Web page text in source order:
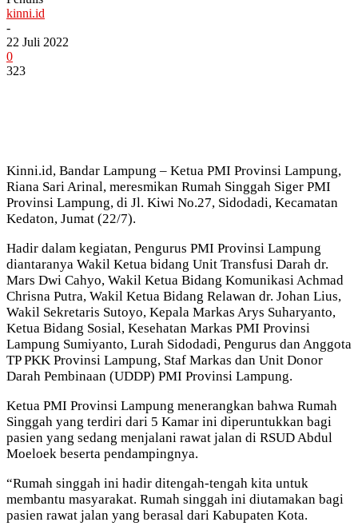
kinni.id
-
22 Juli 2022
0
323
Kinni.id, Bandar Lampung – Ketua PMI Provinsi Lampung,
Riana Sari Arinal, meresmikan Rumah Singgah Siger PMI
Provinsi Lampung, di Jl. Kiwi No.27, Sidodadi, Kecamatan
Kedaton, Jumat (22/7).
Hadir dalam kegiatan, Pengurus PMI Provinsi Lampung
diantaranya Wakil Ketua bidang Unit Transfusi Darah dr.
Mars Dwi Cahyo, Wakil Ketua Bidang Komunikasi Achmad
Chrisna Putra, Wakil Ketua Bidang Relawan dr. Johan Lius,
Wakil Sekretaris Sutoyo, Kepala Markas Arys Suharyanto,
Ketua Bidang Sosial, Kesehatan Markas PMI Provinsi
Lampung Sumiyanto, Lurah Sidodadi, Pengurus dan Anggota
TP PKK Provinsi Lampung, Staf Markas dan Unit Donor
Darah Pembinaan (UDDP) PMI Provinsi Lampung.
Ketua PMI Provinsi Lampung menerangkan bahwa Rumah
Singgah yang terdiri dari 5 Kamar ini diperuntukkan bagi
pasien yang sedang menjalani rawat jalan di RSUD Abdul
Moeloek beserta pendampingnya.
“Rumah singgah ini hadir ditengah-tengah kita untuk
membantu masyarakat. Rumah singgah ini diutamakan bagi
pasien rawat jalan yang berasal dari Kabupaten Kota.